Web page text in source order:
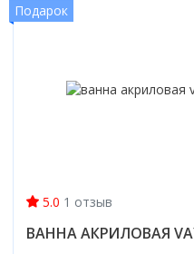
Подарок
5.0 1 отзыв
ВАННА АКРИЛОВАЯ